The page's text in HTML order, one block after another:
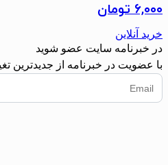
۶,۰۰۰ تومان
خرید آنلاین
در خبرنامه سایت عضو شوید
با عضویت در خبرنامه از جدیدترین